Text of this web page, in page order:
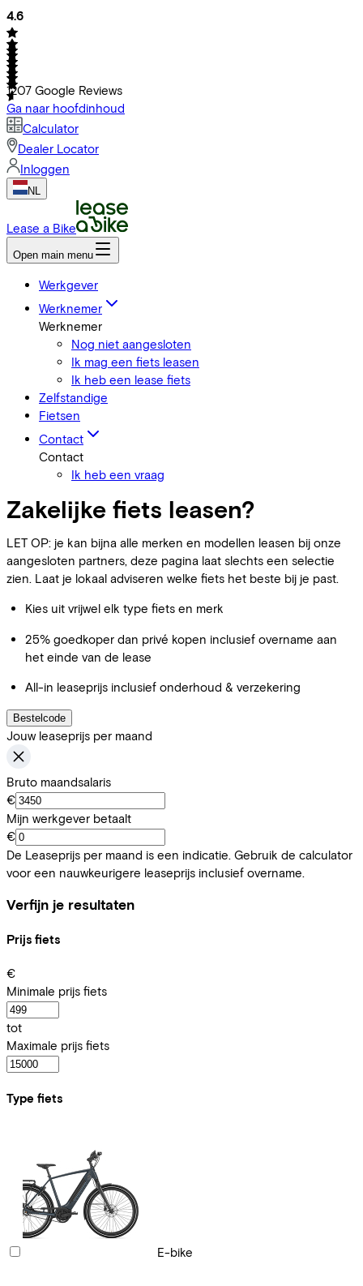
4.6
1207 Google Reviews
Ga naar hoofdinhoud
Calculator
Dealer Locator
Inloggen
NL
Lease a Bike
Open main menu
Werkgever
Werknemer
Werknemer
Nog niet aangesloten
Ik mag een fiets leasen
Ik heb een lease fiets
Zelfstandige
Fietsen
Contact
Contact
Ik heb een vraag
Zakelijke fiets leasen?
LET OP: je kan bijna alle merken en modellen leasen bij onze
aangesloten partners, deze pagina laat slechts een selectie
zien. Laat je lokaal adviseren welke fiets het beste bij je past.
Kies uit vrijwel elk type fiets en merk
25% goedkoper dan privé kopen inclusief overname aan
het einde van de lease
All-in leaseprijs inclusief onderhoud & verzekering
Bestelcode
Jouw leaseprijs per maand
Bruto maandsalaris
€
Mijn werkgever betaalt
€
De Leaseprijs per maand is een indicatie. Gebruik de calculator
voor een nauwkeurigere leaseprijs inclusief overname.
Verfijn je resultaten
Prijs fiets
€
Minimale prijs fiets
tot
Maximale prijs fiets
Type fiets
E-bike